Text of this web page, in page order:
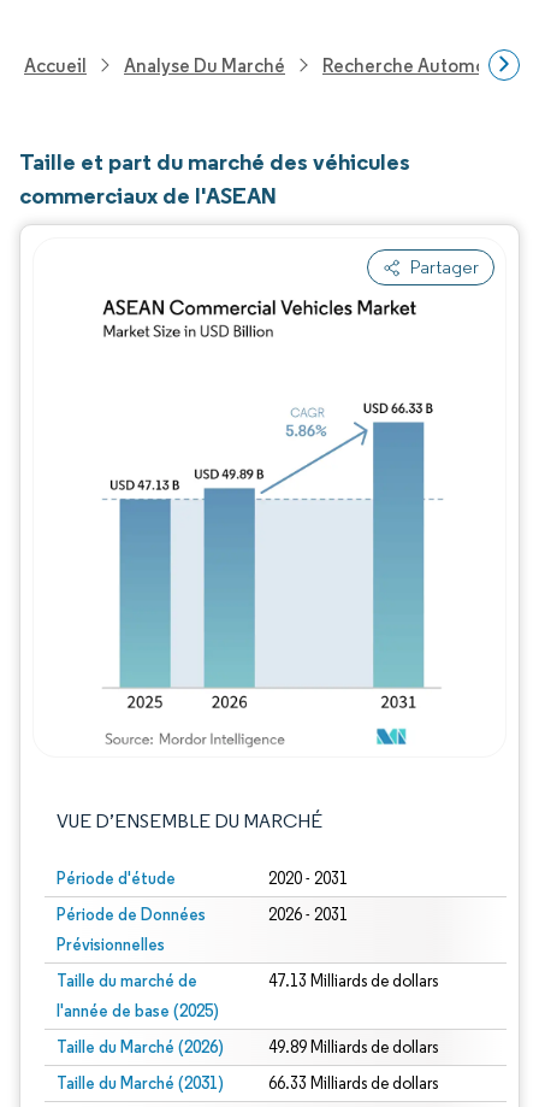
Accueil Analyse Du Marché Recherche Automobile
Taille et part du marché des véhicules
commerciaux de l'ASEAN
Partager
VUE D’ENSEMBLE DU MARCHÉ
Période d'étude 2020 - 2031
Période de Données
Prévisionnelles
2026 - 2031
Taille du marché de
l'année de base (2025)
47.13 Milliards de dollars
Taille du Marché (2026) 49.89 Milliards de dollars
Taille du Marché (2031) 66.33 Milliards de dollars